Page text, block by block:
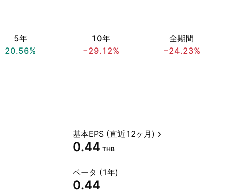
5年
20.56%
10年
−29.12%
全期間
−24.23%
基本EPS (直近12ヶ月)
0.44 THB
ベータ (1年)
0.44